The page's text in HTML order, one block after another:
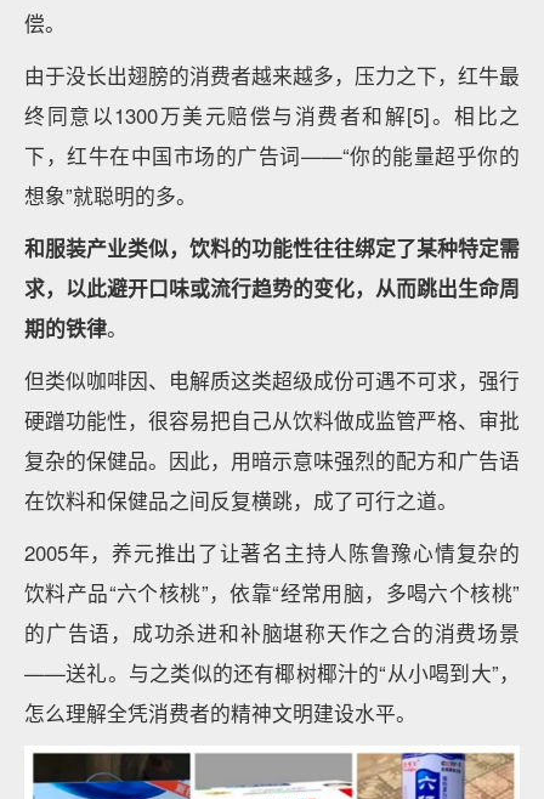
偿。
由于没长出翅膀的消费者越来越多，压力之下，红牛最
终同意以1300万美元赔偿与消费者和解[5]。相比之
下，红牛在中国市场的广告词——“你的能量超乎你的
想象”就聪明的多。
和服装产业类似，饮料的功能性往往绑定了某种特定需
求，以此避开口味或流行趋势的变化，从而跳出生命周
期的铁律。
但类似咖啡因、电解质这类超级成份可遇不可求，强行
硬蹭功能性，很容易把自己从饮料做成监管严格、审批
复杂的保健品。因此，用暗示意味强烈的配方和广告语
在饮料和保健品之间反复横跳，成了可行之道。
2005年，养元推出了让著名主持人陈鲁豫心情复杂的
饮料产品“六个核桃”，依靠“经常用脑，多喝六个核桃”
的广告语，成功杀进和补脑堪称天作之合的消费场景
——送礼。与之类似的还有椰树椰汁的“从小喝到大”，
怎么理解全凭消费者的精神文明建设水平。